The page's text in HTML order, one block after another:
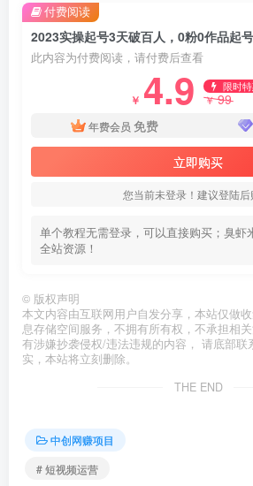
此内容为付费阅读，请付费后查看
￥ 4.9 限时
￥99
年费会员 免费
立即购买
您当前未登录！建议登陆
单个教程无需登录，可以直接购买；臭虾
全站资源！
付费阅读
© 版权声明
本文内容由互联网用户自发分享，本站仅做
息存储空间服务，不拥有所有权，不承担相
有涉嫌抄袭侵权/违法违规的内容， 请底部联
实，本站将立刻删除。
THE END
中创网赚项目
# 短视频运营